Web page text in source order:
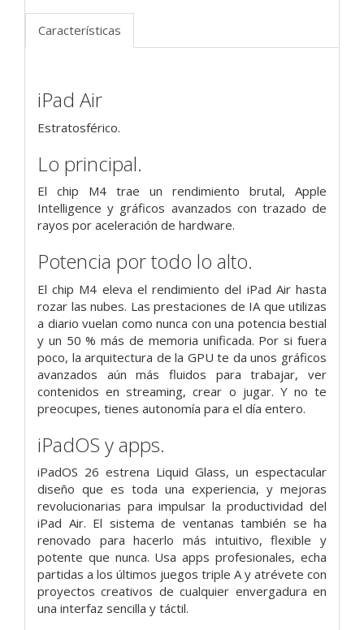
Características
iPad Air
Estratosférico.
Lo principal.
El chip M4 trae un rendimiento brutal, Apple
Intelligence y gráficos avanzados con trazado de
rayos por aceleración de hardware.
Potencia por todo lo alto.
El chip M4 eleva el rendimiento del iPad Air hasta
rozar las nubes. Las prestaciones de IA que utilizas
a diario vuelan como nunca con una potencia bestial
y un 50 % más de memoria unificada. Por si fuera
poco, la arquitectura de la GPU te da unos gráficos
avanzados aún más fluidos para trabajar, ver
contenidos en streaming, crear o jugar. Y no te
preocupes, tienes autonomía para el día entero.
iPadOS y apps.
iPadOS 26 estrena Liquid Glass, un espectacular
diseño que es toda una experiencia, y mejoras
revolucionarias para impulsar la productividad del
iPad Air. El sistema de ventanas también se ha
renovado para hacerlo más intuitivo, flexible y
potente que nunca. Usa apps profesionales, echa
partidas a los últimos juegos triple A y atrévete con
proyectos creativos de cualquier envergadura en
una interfaz sencilla y táctil.